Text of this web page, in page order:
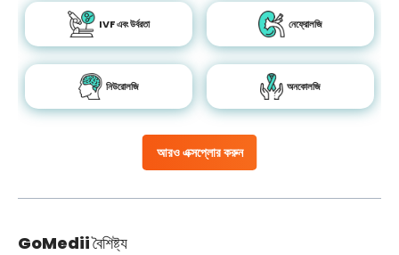
আরও এক্সপ্লোর করুন
IVF এবং উর্বরতা নেফ্রোলজি
নিউরোলজি অনকোলজি
GoMediiবৈশিষ্ট্য